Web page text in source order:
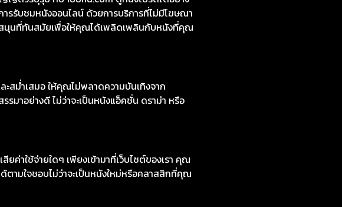
หนังคลาสสิกและหนังใหม่ 2024 มีทั้งเสียงต้นฉบับ
ซีรีย์ไทย ซีรีย์เกาหลี ซีรีส์ต่างชาติ คมชัด 1080p
ญัติวีรบุรุษ กับ i88hd.com ดูหนังโปรดได้อย่าง
รรับชมหนังออนไลน์ ด้วยการบริการที่ไม่มีโฆษณา
นที่ทันสมัยเพื่อให้คุณได้เพลิดเพลินกับหนังที่คุณ
ะสม่ำเสมอ ให้คุณไม่พลาดความบันเทิงจาก
มาอย่างดี ไม่ว่าจะเป็นหนังแอ็คชั่น ดราม่า หรือ